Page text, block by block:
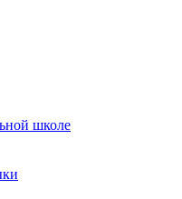
школе